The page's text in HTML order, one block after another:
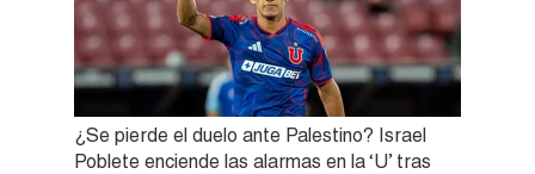
¿Se pierde el duelo ante Palestino? Israel
Poblete enciende las alarmas en la ‘U’ tras